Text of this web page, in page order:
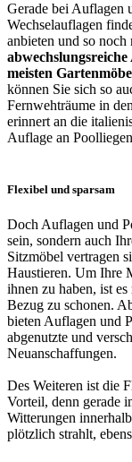
Gerade bei Auflagen
Wechselauflagen
anbieten und so
meisten
können Sie sich so
Fernwehträume in
erinnert an die
Auflage an
Flexibel und sparsam
Doch Auflagen und
sein, sondern auch
Sitzmöbel vertragen
Haustieren. Um Ihre
ihnen zu haben, ist
Bezug zu schonen.
bieten Auflagen und
abgenutzte und
Neuanschaffungen.
Des Weiteren ist die
Vorteil, denn gerade
Witterungen
plötzlich strahlt,